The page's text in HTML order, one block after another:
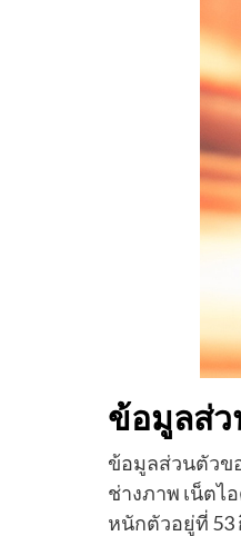
ข้อมูลส่ว
ข้อมูลส่วนตัวข
ช่างภาพ เน็ตไ
หนักตัวอยู่ที่ 53